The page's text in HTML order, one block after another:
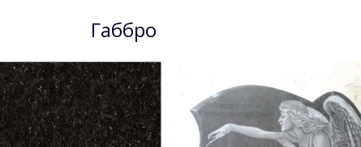
Габбро